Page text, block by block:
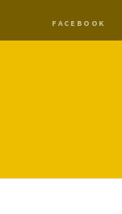
FACEBOOK